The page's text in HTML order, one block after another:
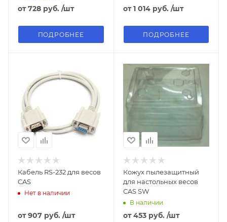
от728 руб. /шт
ПОДРОБНЕЕ
от1 014 руб. /шт
ПОДРОБНЕЕ
Кабель RS-232 для весов
CAS
Нет в наличии
от907 руб. /шт
Кожух пылезащитный
для настольных весов
CAS SW
В наличии
от453 руб. /шт